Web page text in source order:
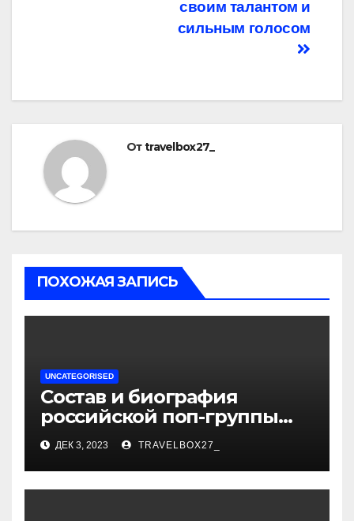
своим талантом и
сильным голосом
Отtravelbox27_
ПОХОЖАЯ ЗАПИСЬ
UNCATEGORISED
Состав и биография
российской поп-группы
«Иванушки интернешнл»
— история успеха, музыка
и судьбы участников
ДЕК 3, 2023 TRAVELBOX27_